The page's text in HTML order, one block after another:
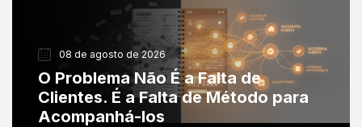
08 de agosto de 2026
O Problema Não É a Falta de
Clientes. É a Falta de Método para
Acompanhá-los